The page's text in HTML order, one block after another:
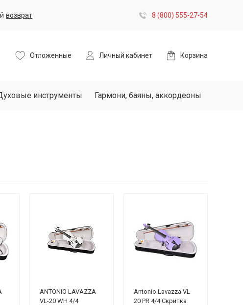
возврат 8 (800) 555-27-54
Отложенные Личный кабинет Корзина
инструменты Гармони, баяны, аккордеоны
ANTONIO LAVAZZA
VL-20 WH 4/4
Antonio Lavazza VL-
20 PR 4/4 Скрипка